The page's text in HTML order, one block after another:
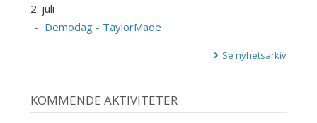
2. juli
Demodag - TaylorMade
Se nyhetsarkiv
KOMMENDE AKTIVITETER